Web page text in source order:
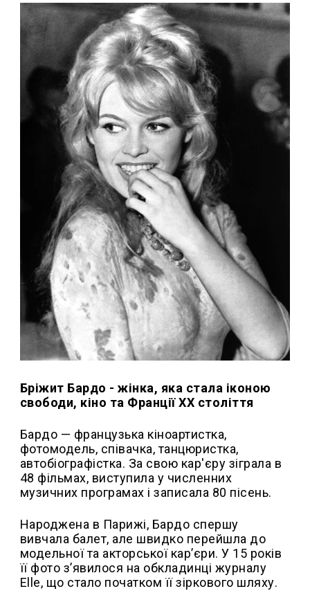
Бріжит Бардо - жінка, яка стала іконою
свободи, кіно та Франції ХХ століття
Бардо — французька кіноартистка,
фотомодель, співачка, танцюристка,
автобіографістка. За свою кар'єру зіграла в
48 фільмах, виступила у численних
музичних програмах і записала 80 пісень.
Народжена в Парижі, Бардо спершу
вивчала балет, але швидко перейшла до
модельної та акторської кар’єри. У 15 років
її фото з’явилося на обкладинці журналу
Elle, що стало початком її зіркового шляху.